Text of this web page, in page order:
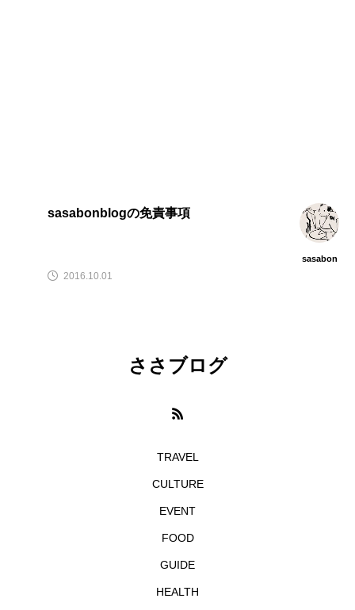
sasabonblogの免責事項
sasabon
2016.10.01
ささブログ
TRAVEL
CULTURE
EVENT
FOOD
GUIDE
HEALTH